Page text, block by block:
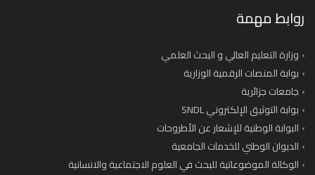
روابط مهمة
وزارة التعليم العالي و البحث العلمي
بوابة المنصات الرقمية الوزارية
جامعات جزائرية
بوابة التوثيق الإلكتروني SNDL
البوابة الوطنية للإشعار عن الأطروحات
الديوان الوطني للخدمات الجامعية
الوكالة الموضوعاتية للبحث في العلوم الاجتماعية والانسانية